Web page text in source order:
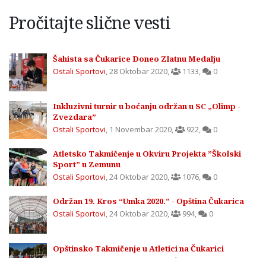
Pročitajte slične vesti
Šahista sa Čukarice Doneo Zlatnu Medalju
Ostali Sportovi,28 Oktobar 2020, 1133, 0
Inkluzivni turnir u boćanju održan u SC „Olimp -
Zvezdara”
Ostali Sportovi, 1 Novembar 2020, 922, 0
Atletsko Takmičenje u Okviru Projekta ”Školski
Sport” u Zemunu
Ostali Sportovi,24 Oktobar 2020, 1076, 0
Održan 19. Kros “Umka 2020.” - Opština Čukarica
Ostali Sportovi,24 Oktobar 2020, 994, 0
Opštinsko Takmičenje u Atletici na Čukarici